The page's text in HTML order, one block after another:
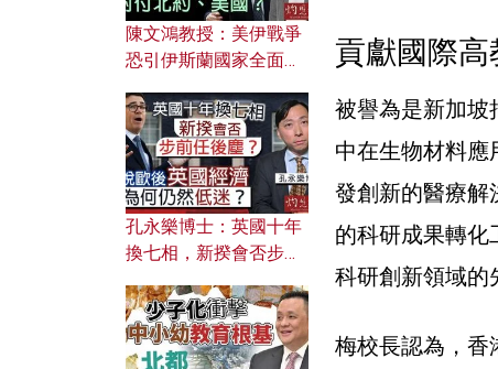
貢獻國際
被譽為是新加坡
中在生物材料
發創新的醫療解
的科研成果轉
科研創新領域的
梅校長認為，香
陳文鴻教授：美伊戰爭
恐引伊斯蘭國家全面反
對付北約美國？
孔永樂博士：英國十年
換七相，新揆會否步前
濟為何仍然低迷？